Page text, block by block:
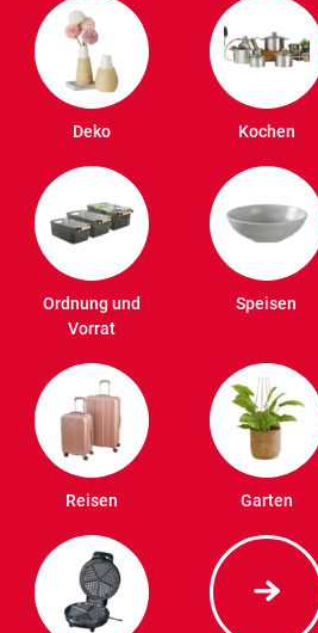
Deko Kochen
Ordnung und
Vorrat
Speisen
Reisen Garten